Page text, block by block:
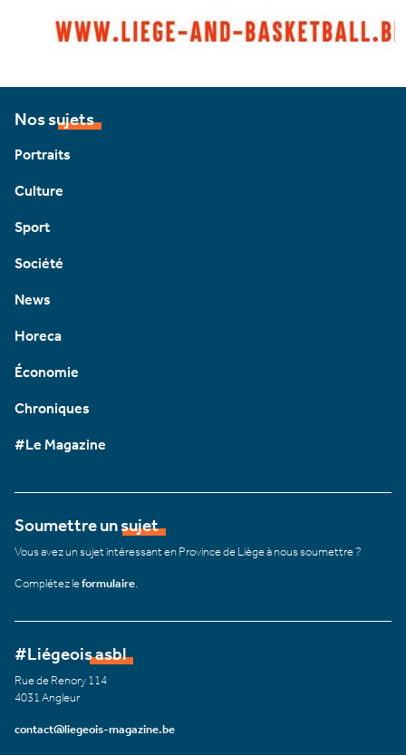
Nos sujets
Portraits
Culture
Sport
Société
News
Horeca
Économie
Chroniques
#Le Magazine
Soumettre un sujet
Vous avez un sujet intéressant en Province de Liège à nous soumettre ?
Complétez leformulaire
#Liégeois asbl
Rue de Renory 114
4031 Angleur
contact@liegeois-magazine.be